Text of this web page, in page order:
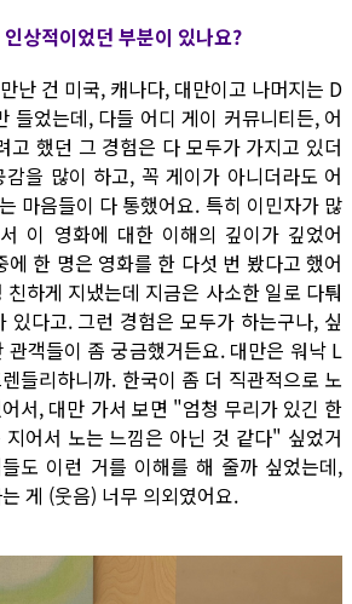
상적이었던 부분이 있나요?
난 건 미국, 캐나다, 대만이고 나머지는 D
들었는데, 다들 어디 게이 커뮤니티든, 어
고 했던 그 경험은 다 모두가 가지고 있더
을 많이 하고, 꼭 게이가 아니더라도 어
마음들이 다 통했어요. 특히 이민자가 많
이 영화에 대한 이해의 깊이가 깊었어
한 명은 영화를 한 다섯 번 봤다고 했어
하게 지냈는데 지금은 사소한 일로 다퉈
있다고. 그런 경험은 모두가 하는구나, 싶
관객들이 좀 궁금했거든요. 대만은 워낙 L
들리하니까. 한국이 좀 더 직관적으로 노
서, 대만 가서 보면 "엄청 무리가 있긴 한
어서 노는 느낌은 아닌 것 같다" 싶었거
도 이런 거를 이해를 해 줄까 싶었는데,
게 (웃음) 너무 의외였어요.